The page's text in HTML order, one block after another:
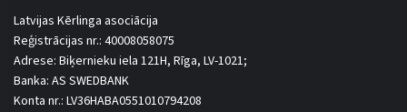
Latvijas Kērlinga asociācija
Reģistrācijas nr.: 40008058075
Adrese: Biķernieku iela 121H, Rīga, LV-1021;
Banka: AS SWEDBANK
Konta nr.: LV36HABA0551010794208